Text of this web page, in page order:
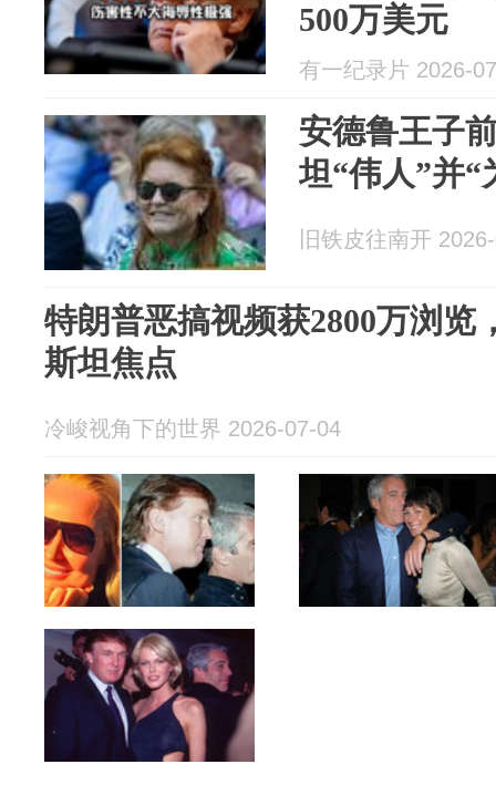
500万美元
有一纪录片 2026-
安德鲁王子
坦“伟人”并“
旧铁皮往南开
特朗普恶搞视频获2800万浏览
斯坦焦点
冷峻视角下的世界 2026-07-04